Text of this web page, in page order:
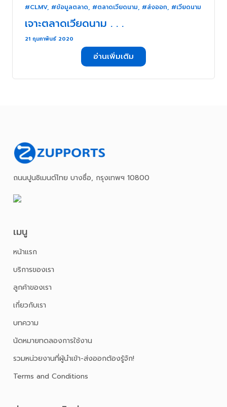
#CLMV, #ข้อมูลตลาด, #ตลาดเวียดนาม, #ส่งออก, #เวียดนาม
เจาะตลาดเวียดนาม . . .
21 กุมภาพันธ์ 2020
อ่านเพิ่มเติม
ถนนปูนซิเมนต์ไทย บางซื่อ, กรุงเทพฯ 10800
เมนู
หน้าเเรก
บริการของเรา
ลูกค้าของเรา
เกี่ยวกับเรา
บทความ
นัดหมายทดลองการใช้งาน
รวมหน่วยงานที่ผู้นำเข้า-ส่งออกต้องรู้จัก!
Terms and Conditions